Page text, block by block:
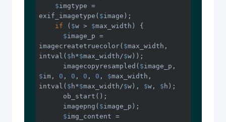
$imgtype =
exif_imagetype( $image);
if ( $w > $max_width) {
$image_p =
imagecreatetruecolor( $max_width,
intval( $ h*$max_width/$w));
      imagecopyresampled(
$
$im, 0 , 0 , 0 , 0 , $max_width,
intval( $ h*$max_width/$w), $w, $ h);
      imagepng(
$image_p);
$img_content =